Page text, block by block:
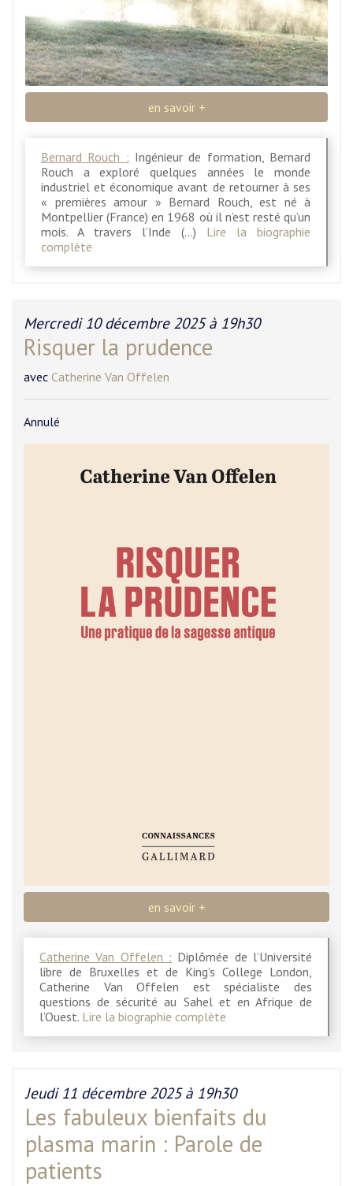
en savoir +
Bernard Rouch : Ingénieur de formation, Bernard
Rouch a exploré quelques années le monde
industriel et économique avant de retourner à ses
« premières amour » Bernard Rouch, est né à
Montpellier (France) en 1968 où il n’est resté qu’un
mois. A travers l’Inde (…) Lire la biographie
complète
Mercredi 10 décembre 2025 à 19h30
Risquer la prudence
avec Catherine Van Offelen
Annulé
en savoir +
Catherine Van Offelen : Diplômée de l’Université
libre de Bruxelles et de King’s College London,
Catherine Van Offelen est spécialiste des
questions de sécurité au Sahel et en Afrique de
l’Ouest. Lire la biographie complète
Jeudi 11 décembre 2025 à 19h30
Les fabuleux bienfaits du
plasma marin : Parole de
patients